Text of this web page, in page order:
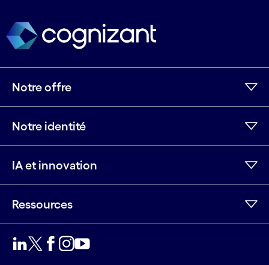
Notre offre
Notre identité
IA et innovation
Ressources